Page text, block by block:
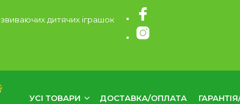
дитячих іграшок
УСІ ТОВАРИ ДОСТАВКА/ОПЛАТА